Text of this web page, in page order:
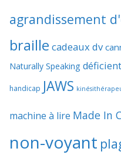
agrandissement
braille cadeaux dv
Naturally Speaking
handicap JAWS
machine à lire Made In
non-voyant